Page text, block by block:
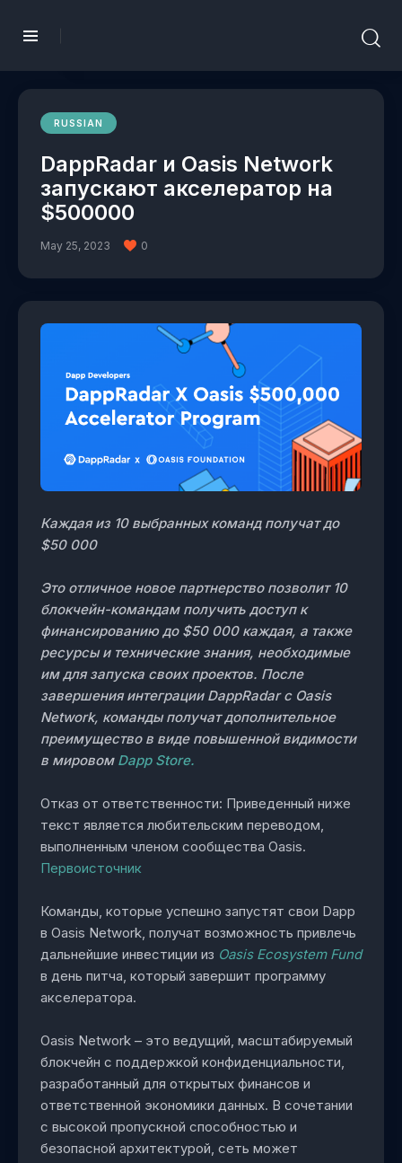
RUSSIAN
DappRadar и Oasis Network
запускают акселератор на
$500000
May 25, 2023 0
Каждая из 10 выбранных команд получат до
$50 000
Это отличное новое партнерство позволит 10
блокчейн-командам получить доступ к
финансированию до $50 000 каждая, а также
ресурсы и технические знания, необходимые
им для запуска своих проектов. После
завершения интеграции DappRadar с Oasis
Network, команды получат дополнительное
преимущество в виде повышенной видимости
в мировом Dapp Store.
Отказ от ответственности: Приведенный ниже
текст является любительским переводом,
выполненным членом сообщества Oasis.
Первоисточник
Команды, которые успешно запустят свои Dapp
в Oasis Network, получат возможность привлечь
дальнейшие инвестиции из Oasis Ecosystem Fund
в день питча, который завершит программу
акселератора.
Oasis Network – это ведущий, масштабируемый
блокчейн с поддержкой конфиденциальности,
разработанный для открытых финансов и
ответственной экономики данных. В сочетании
с высокой пропускной способностью и
безопасной архитектурой, сеть может